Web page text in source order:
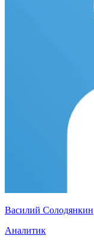
Василий Солодянкин
Аналитик